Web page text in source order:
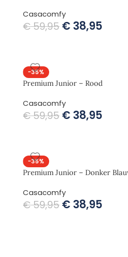
Casacomfy
€59,95 € 38,95
-35%
Premium Junior – Rood
Casacomfy
€59,95 € 38,95
-35%
Premium Junior – Donker
Casacomfy
€59,95 € 38,95